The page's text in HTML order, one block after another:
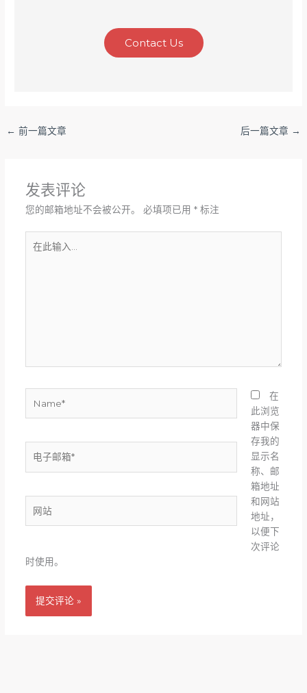
Contact Us
← 前一篇文章 后一篇文章 →
发表评论
您的邮箱地址不会被公开。 必填项已用 *标注
箱
站
在
此浏览
器中保
存我的
显示名
称、邮
箱地址
和网站
地址，
以便下
次评论
时使用。